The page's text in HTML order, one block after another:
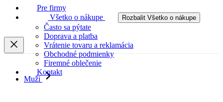
Pre firmy
Všetko o nákupe
Rozbalit Všetko o nákupe
Často sa pýtate
Doprava a platba
Vrátenie tovaru a reklamácia
Obchodné podmienky
Firemné oblečenie
Kontakt
Muži